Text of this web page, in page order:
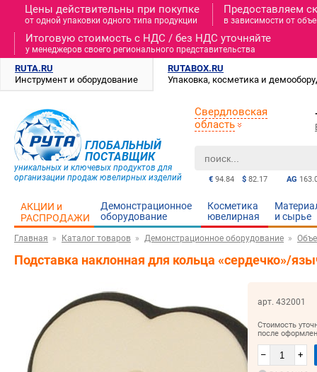
Цены действительны при покупке
от одной упаковки одного типа продукции
Предоставляем
в зависимости от
Итоговую стоимость c НДС / без НДС уточняйте
у менеджеров своего регионального представительства
RUTA.RU
Инструмент и оборудование
RUTABOX.RU
Упаковка, косметика и
ГЛОБАЛЬНЫЙ
ПОСТАВЩИК
уникальных и ключевых продуктов для
организации продаж ювелирных изделий
AG
€ 94.84 $ 82.17
Свердловская
область
АКЦИИ и
РАСПРОДАЖИ
Демонстрационное
оборудование
Косметика
ювелирная
и cырье
Главная Каталог товаров Демонстрационное оборудование
Подставка наклонная для кольца «сердечко»/
арт. 432001
Стоимость
после
– +